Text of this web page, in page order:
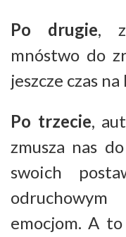
Po drugie,
mnóstwo do
jeszcze czas
Po trzecie,
zmusza nas
swoich
emocjom. A